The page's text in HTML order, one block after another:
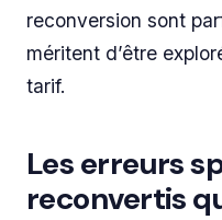
reconversion sont
méritent d’être
tarif.
Les erreurs
reconvertis